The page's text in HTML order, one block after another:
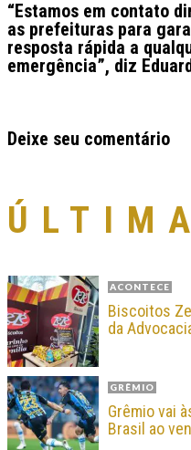
“Estamos em contato
as prefeituras para
resposta rápida a
emergência”, diz
Deixe seu comentário
ACONTECE
Biscoitos
da
GRÊMIO
Grêmio vai
Brasil ao